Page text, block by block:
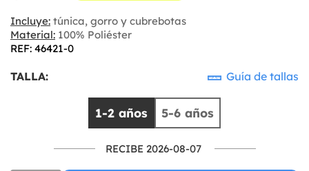
Incluye: túnica, gorro y cubrebotas
Material: 100% Poliéster
REF: 46421-0
TALLA: Guía de tallas
1-2 años 5-6 años
RECIBE 2026-08-07